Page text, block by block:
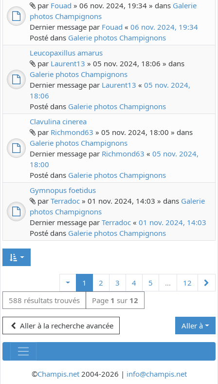
par Fouad » 06 nov. 2024, 19:34 » dans Galerie
photos Champignons
Dernier message par Fouad « 06 nov. 2024, 19:34
Posté dans Galerie photos Champignons
Leucopaxillus amarus
par Laurent13 » 05 nov. 2024, 18:06 » dans
Galerie photos Champignons
Dernier message par Laurent13 « 05 nov. 2024,
18:06
Posté dans Galerie photos Champignons
Clavulina cinerea
par Richmond63 » 05 nov. 2024, 18:00 » dans
Galerie photos Champignons
Dernier message par Richmond63 « 05 nov. 2024,
18:00
Posté dans Galerie photos Champignons
Gymnopus foetidus
par Terradoc » 01 nov. 2024, 14:03 » dans Galerie
photos Champignons
Dernier message par Terradoc « 01 nov. 2024, 14:03
Posté dans Galerie photos Champignons
1 2 3 4 5 … 12
588 résultats trouvés
Page 1 sur 12
Aller à la recherche avancée Aller à
©Champis.net2004-2026 | info@champis.net